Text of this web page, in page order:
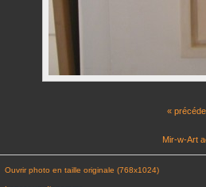
«
Mir-w-Art
Ouvrir photo en taille originale (768x1024)